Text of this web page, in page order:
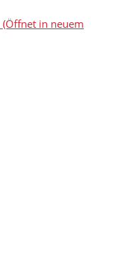
(Öffnet in neuem